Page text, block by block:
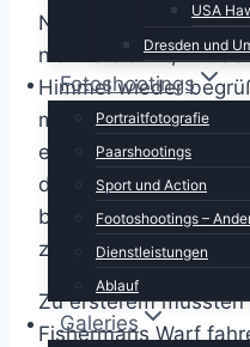
USA
Dresden und
Fotoshootings
Portraitfotografie
Paarshootings
Sport und Action
Footoshootings –
Dienstleistungen
Ablauf
Galeries
Nach dem gestrigen
nicht erstaunt, mit
Himmel wieder
mit der Hoffnung,
einiger weniger
den heutigen Tag:
buchen und dann
zu fahren.
Zu ersterem
Fishermans Warf